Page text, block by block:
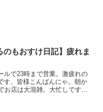
のもおすけ日記】疲れま
ルで23時まで営業。激疲れの
す、皆様こんばんにゃ。朝か
お店は大混雑。大忙しです。